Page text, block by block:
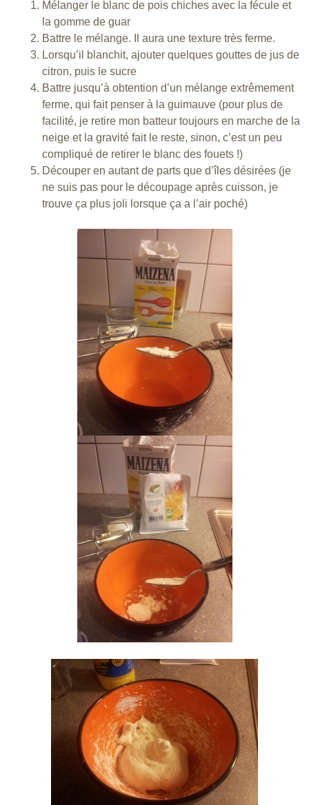
Mélanger le blanc de pois chiches avec la fécule et
la gomme de guar
Battre le mélange. Il aura une texture très ferme.
Lorsqu’il blanchit, ajouter quelques gouttes de jus de
citron, puis le sucre
Battre jusqu’à obtention d’un mélange extrêmement
ferme, qui fait penser à la guimauve (pour plus de
facilité, je retire mon batteur toujours en marche de la
neige et la gravité fait le reste, sinon, c’est un peu
compliqué de retirer le blanc des fouets !)
Découper en autant de parts que d’îles désirées (je
ne suis pas pour le découpage après cuisson, je
trouve ça plus joli lorsque ça a l’air poché)